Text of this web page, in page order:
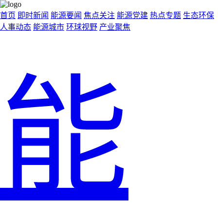
首页 即时新闻 能源要闻 焦点关注 能源党建 热点专题 生态环保
人事动态 能源城市 环球视野 产业聚焦
能